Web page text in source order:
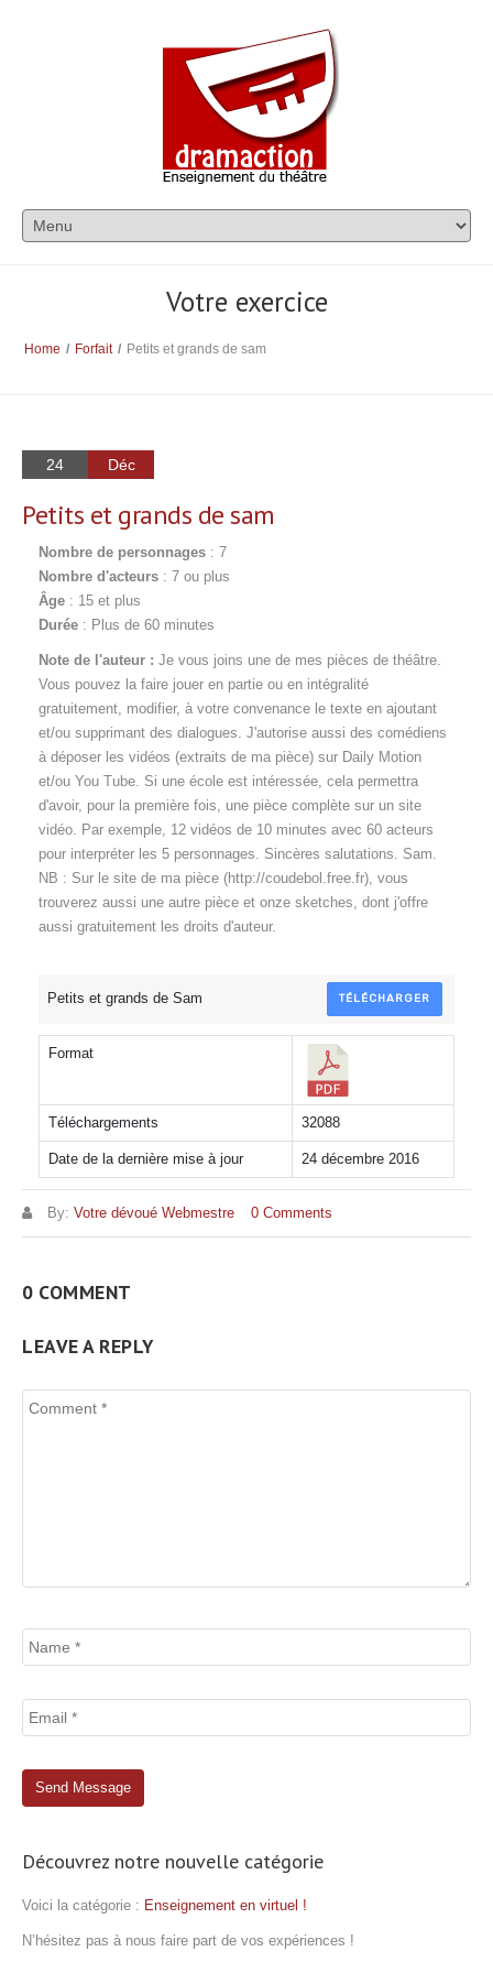
Votre exercice
Home / Forfait / Petits et grands de sam
24 Déc
Petits et grands de sam
Nombre de personnages : 7
Nombre d'acteurs : 7 ou plus
Âge : 15 et plus
Durée : Plus de 60 minutes
Note de l'auteur : Je vous joins une de mes pièces de théâtre.
Vous pouvez la faire jouer en partie ou en intégralité
gratuitement, modifier, à votre convenance le texte en ajoutant
et/ou supprimant des dialogues. J'autorise aussi des comédiens
à déposer les vidéos (extraits de ma pièce) sur Daily Motion
et/ou You Tube. Si une école est intéressée, cela permettra
d'avoir, pour la première fois, une pièce complète sur un site
vidéo. Par exemple, 12 vidéos de 10 minutes avec 60 acteurs
pour interpréter les 5 personnages. Sincères salutations. Sam.
NB : Sur le site de ma pièce (http://coudebol.free.fr), vous
trouverez aussi une autre pièce et onze sketches, dont j'offre
aussi gratuitement les droits d'auteur.
Petits et grands de Sam TÉLÉCHARGER
Format
Téléchargements 32088
Date de la dernière mise à jour 24 décembre 2016
By: Votre dévoué Webmestre 0 Comments
0 COMMENT
LEAVE A REPLY
Découvrez notre nouvelle catégorie
Voici la catégorie : Enseignement en virtuel !
N’hésitez pas à nous faire part de vos expériences !